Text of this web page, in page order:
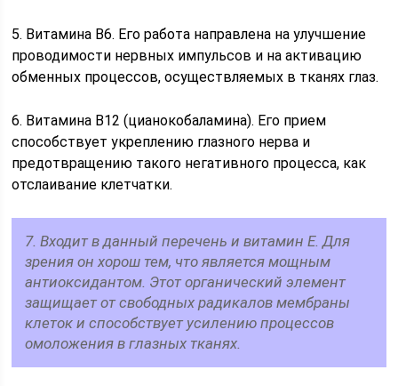
5. Витамина В6. Его работа направлена на улучшение
проводимости нервных импульсов и на активацию
обменных процессов, осуществляемых в тканях глаз.
6. Витамина В12 (цианокобаламина). Его прием
способствует укреплению глазного нерва и
предотвращению такого негативного процесса, как
отслаивание клетчатки.
7. Входит в данный перечень и витамин Е. Для
зрения он хорош тем, что является мощным
антиоксидантом. Этот органический элемент
защищает от свободных радикалов мембраны
клеток и способствует усилению процессов
омоложения в глазных тканях.